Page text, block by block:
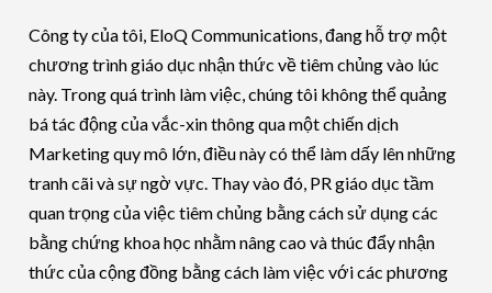
Công ty của tôi, EloQ Communications, đang hỗ trợ một
chương trình giáo dục nhận thức về tiêm chủng vào lúc
này. Trong quá trình làm việc, chúng tôi không thể quảng
bá tác động của vắc-xin thông qua một chiến dịch
Marketing quy mô lớn, điều này có thể làm dấy lên những
tranh cãi và sự ngờ vực. Thay vào đó, PR giáo dục tầm
quan trọng của việc tiêm chủng bằng cách sử dụng các
bằng chứng khoa học nhằm nâng cao và thúc đẩy nhận
thức của cộng đồng bằng cách làm việc với các phương